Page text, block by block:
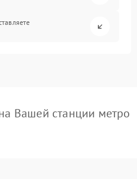
Вашей станции метро